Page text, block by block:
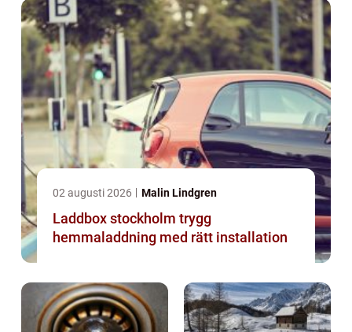
02 augusti 2026 Malin Lindgren
Laddbox stockholm trygg
hemmaladdning med rätt installation